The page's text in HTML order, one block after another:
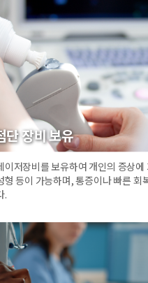
단 장비 보유
이저장비를 보유하여 개인의 증상에
형 등이 가능하며, 통증이나 빠른 회
.